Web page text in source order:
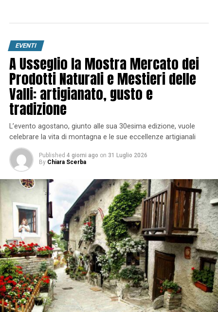
EVENTI
A Usseglio la Mostra Mercato dei
Prodotti Naturali e Mestieri delle
Valli: artigianato, gusto e
tradizione
L’evento agostano, giunto alle sua 30esima edizione, vuole
celebrare la vita di montagna e le sue eccellenze artigianali
Published 4 giorni ago on 31 Luglio 2026
By Chiara Scerba